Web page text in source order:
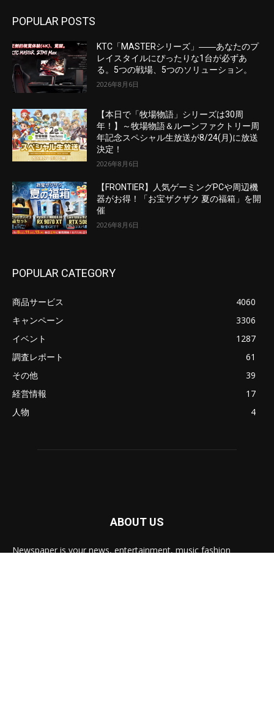
POPULAR POSTS
KTC「MASTERシリーズ」――あなたのプ
レイスタイルにぴったりな1台が必ずあ
る。5つの戦場、5つのソリューション。
2026年8月6日
【本日で「牧場物語」シリーズは30周
年！】～牧場物語＆ルーンファクトリー周
年記念スペシャル生放送が8/24(月)に放送
決定！
2026年8月6日
【FRONTIER】人気ゲーミングPCや周辺機
器がお得！「お宝ザクザク 夏の福箱」を開
催
2026年8月6日
POPULAR CATEGORY
商品サービス
4060
キャンペーン
3306
イベント
1287
調査レポート
61
その他
39
経営情報
17
人物
4
ABOUT US
Newspaper is your news, entertainment, music fashion